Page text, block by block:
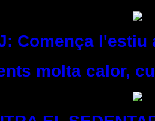
Comença l'estiu
molta calor,